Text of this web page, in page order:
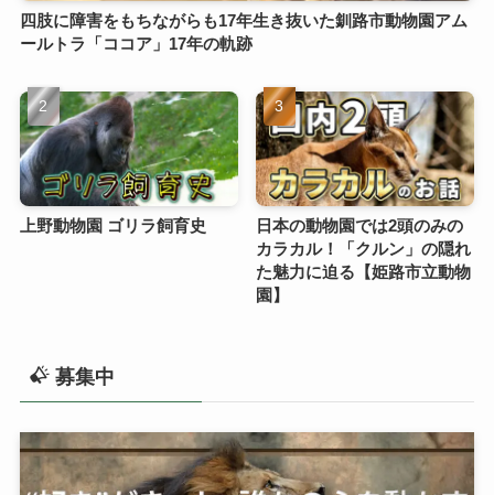
四肢に障害をもちながらも17年生き抜いた釧路市動物園アム
ールトラ「ココア」17年の軌跡
上野動物園 ゴリラ飼育史
日本の動物園では2頭のみの
カラカル！「クルン」の隠れ
た魅力に迫る【姫路市立動物
園】
募集中